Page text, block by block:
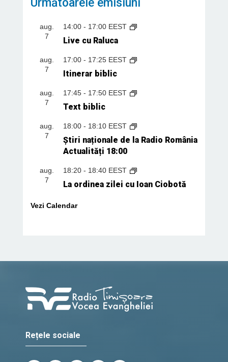
Următoarele emisiuni
aug.
7
14:00- 17:00 EEST
Live cu Raluca
aug.
7
17:00- 17:25 EEST
Itinerar biblic
aug.
7
17:45- 17:50 EEST
Text biblic
aug.
7
18:00- 18:10 EEST
Știri naționale de la Radio România
Actualități 18:00
aug.
7
18:20- 18:40 EEST
La ordinea zilei cu Ioan Ciobotă
Vezi Calendar
Rețele sociale